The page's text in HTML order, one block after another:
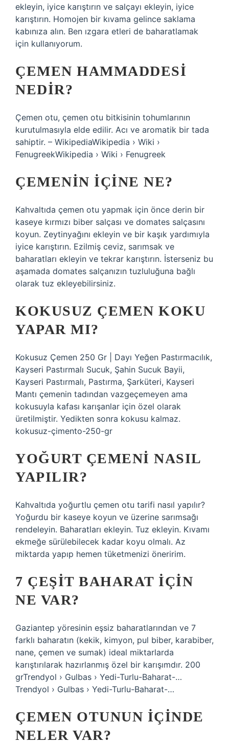
ekleyin, iyice karıştırın ve salçayı ekleyin, iyice
karıştırın. Homojen bir kıvama gelince saklama
kabınıza alın. Ben ızgara etleri de baharatlamak
için kullanıyorum.
ÇEMEN HAMMADDESI
NEDIR?
Çemen otu, çemen otu bitkisinin tohumlarının
kurutulmasıyla elde edilir. Acı ve aromatik bir tada
sahiptir. – WikipediaWikipedia › Wiki ›
FenugreekWikipedia › Wiki › Fenugreek
ÇEMENIN IÇINE NE?
Kahvaltıda çemen otu yapmak için önce derin bir
kaseye kırmızı biber salçası ve domates salçasını
koyun. Zeytinyağını ekleyin ve bir kaşık yardımıyla
iyice karıştırın. Ezilmiş ceviz, sarımsak ve
baharatları ekleyin ve tekrar karıştırın. İsterseniz bu
aşamada domates salçanızın tuzluluğuna bağlı
olarak tuz ekleyebilirsiniz.
KOKUSUZ ÇEMEN KOKU
YAPAR MI?
Kokusuz Çemen 250 Gr | Dayı Yeğen Pastırmacılık,
Kayseri Pastırmalı Sucuk, Şahin Sucuk Bayii,
Kayseri Pastırmalı, Pastırma, Şarküteri, Kayseri
Mantı çemenin tadından vazgeçemeyen ama
kokusuyla kafası karışanlar için özel olarak
üretilmiştir. Yedikten sonra kokusu kalmaz.
kokusuz-çimento-250-gr
YOĞURT ÇEMENI NASIL
YAPILIR?
Kahvaltıda yoğurtlu çemen otu tarifi nasıl yapılır?
Yoğurdu bir kaseye koyun ve üzerine sarımsağı
rendeleyin. Baharatları ekleyin. Tuz ekleyin. Kıvamı
ekmeğe sürülebilecek kadar koyu olmalı. Az
miktarda yapıp hemen tüketmenizi öneririm.
7 ÇEŞIT BAHARAT İÇIN
NE VAR?
Gaziantep yöresinin eşsiz baharatlarından ve 7
farklı baharatın (kekik, kimyon, pul biber, karabiber,
nane, çemen ve sumak) ideal miktarlarda
karıştırılarak hazırlanmış özel bir karışımdır. 200
grTrendyol › Gulbas › Yedi-Turlu-Baharat-…
Trendyol › Gulbas › Yedi-Turlu-Baharat-…
ÇEMEN OTUNUN IÇINDE
NELER VAR?